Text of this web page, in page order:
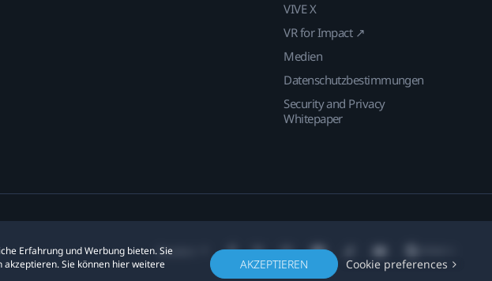
Erfahrung und Werbung bieten. Sie
akzeptieren. Sie können hier weitere
AKZEPTIEREN Cookie preferences
VIVE X
VR for Impact ↗
Medien
Datenschutzbestimmungen
Security and Privacy
Whitepaper
Standort